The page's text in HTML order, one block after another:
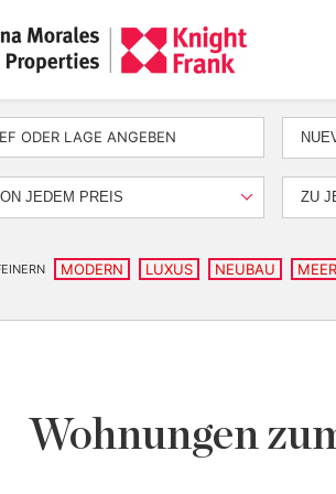
JEDEM PREIS ZU
MODERN LUXUS NEUBAU
Wohnungen